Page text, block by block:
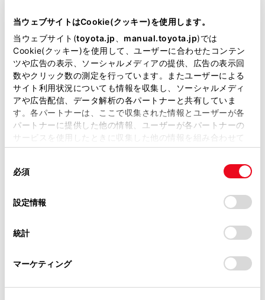
当ウェブサイトはCookie(クッキー)を使用します。
当ウェブサイト(toyota.jp manual.toyota.jp)では
Cookie(クッキー)を使用して、ユーザーに合わせたコンテン
ツや広告の表示、ソーシャルメディアの提供、広告の表示回
数やクリック数の測定を行っています。またユーザーによる
サイト利用状況についても情報を収集し、ソーシャルメディ
アや広告配信、データ解析の各パートナーと共有していま
す。各パートナーは、ここで収集された情報とユーザーが各
パートナーに提供した他の情報、ユーザーが各パートナーの
サービスを使用したときに収集した他の情報を組み合わせて
使用することがあります。当ウェブサイトの使用を続行する
デバイスにすべてのCookie(クッキー)が保存されることに同
意したことになります。Cookie(クッキー)のオプトアウト、
設定の変更、同意を撤回したりするにあたっては、当社の
「Cookie（クッキー）情報の取り扱いについて
」をご覧くだ
必須
設定情報
統計
マーケティング
建物名
必須 ご希望の連絡方法
Eメール